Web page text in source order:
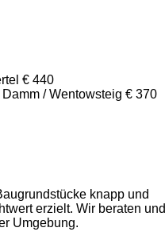
€ 440
/ Wentowsteig € 370
knapp und
erzielt. Wir beraten und
Umgebung.